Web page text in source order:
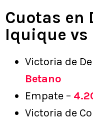
Cuotas en
Iquique vs
Victoria de
Betano
Empate –
Victoria de